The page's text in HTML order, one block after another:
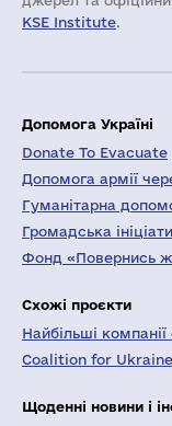
KSE Institute.
Допомога Україні
Donate To Evacuate
Допомога армії
Гуманітарна
Громадська
Фонд «Повернись
Схожі проєкти
Найбільші компанії
Coalition for Ukraine
Щоденні новини і